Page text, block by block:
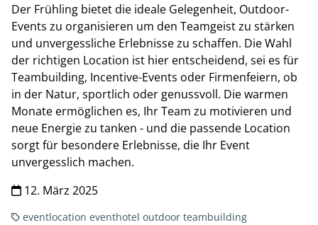
Der Frühling bietet die ideale Gelegenheit, Outdoor-
Events zu organisieren um den Teamgeist zu stärken
und unvergessliche Erlebnisse zu schaffen. Die Wahl
der richtigen Location ist hier entscheidend, sei es für
Teambuilding, Incentive-Events oder Firmenfeiern, ob
in der Natur, sportlich oder genussvoll. Die warmen
Monate ermöglichen es, Ihr Team zu motivieren und
neue Energie zu tanken - und die passende Location
sorgt für besondere Erlebnisse, die Ihr Event
unvergesslich machen.
12. März 2025
eventlocation eventhotel outdoor teambuilding